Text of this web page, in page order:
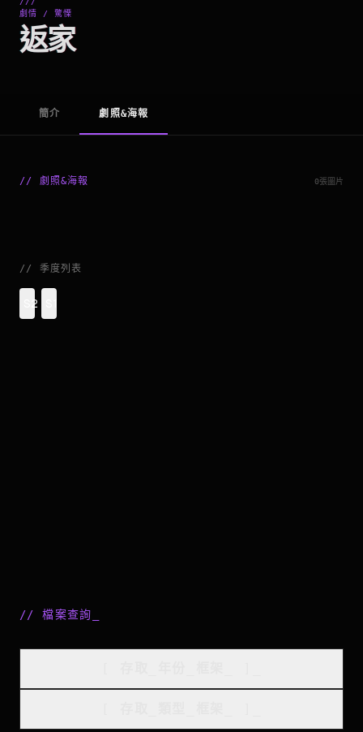
劇情 / 驚慄
返家
簡介 劇照&海報
// 劇照&海報 0張圖片
// 季度列表
S2
//檔案查詢